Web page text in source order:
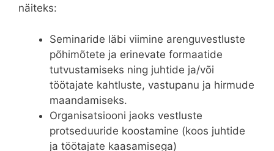
näiteks:
Seminaride läbi viimine arenguvestluste
põhimõtete ja erinevate formaatide
tutvustamiseks ning juhtide ja/või
töötajate kahtluste, vastupanu ja hirmude
maandamiseks.
Organisatsiooni jaoks vestluste
protseduuride koostamine (koos juhtide
ja töötajate kaasamisega)